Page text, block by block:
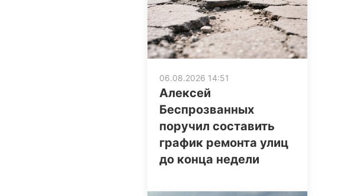
06.08.2026 14:51
Алексей
Беспрозванных
поручил составить
график ремонта улиц
до конца недели